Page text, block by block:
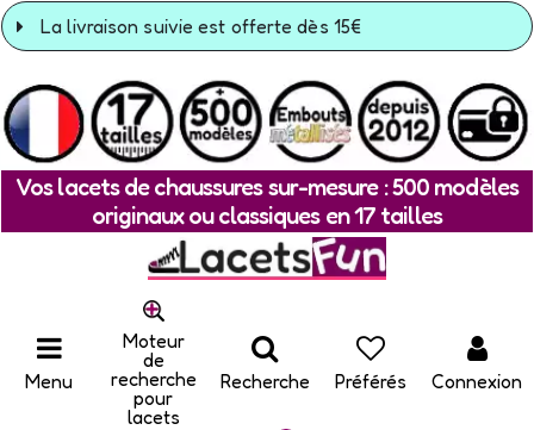
La livraison suivie est offerte dès 15€
Vos lacets de chaussures sur-mesure : 500 modèles
originaux ou classiques en 17 tailles
Menu
Moteur
de
recherche
pour
lacets
Recherche Préférés Connexion